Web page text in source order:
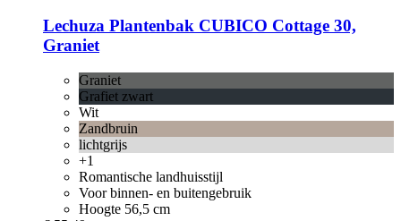
Lechuza Plantenbak CUBICO Cottage 30,
Graniet
Graniet
Grafiet zwart
Wit
Zandbruin
lichtgrijs
+1
Romantische landhuisstijl
Voor binnen- en buitengebruik
Hoogte 56,5 cm